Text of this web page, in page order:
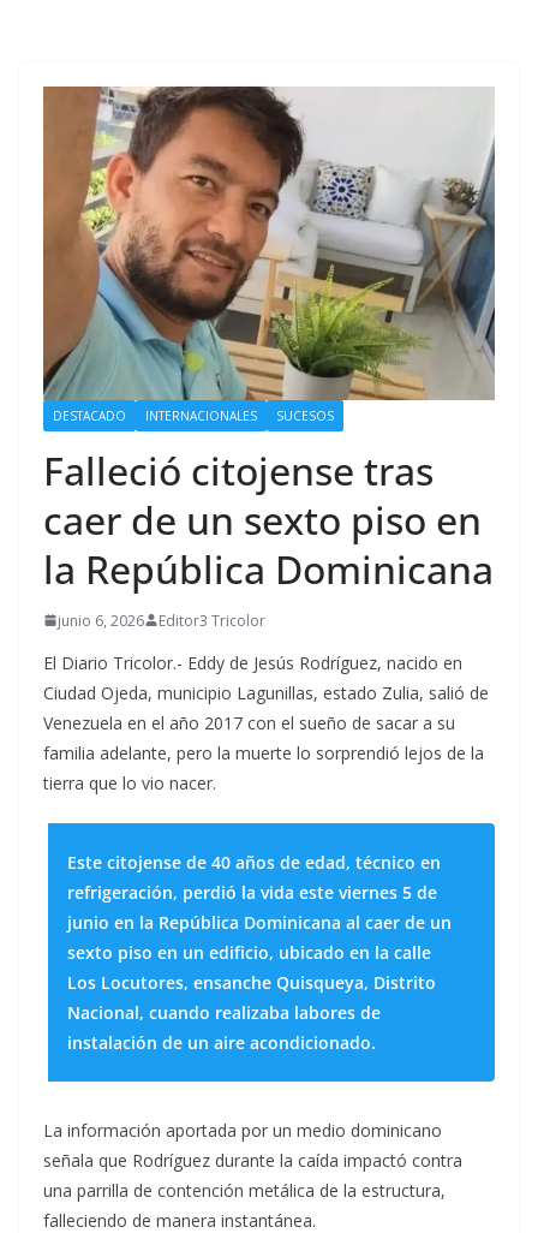
DESTACADO INTERNACIONALES SUCESOS
Falleció citojense tras
caer de un sexto piso en
la República Dominicana
junio 6, 2026 Editor3 Tricolor
El Diario Tricolor.- Eddy de Jesús Rodríguez, nacido en
Ciudad Ojeda, municipio Lagunillas, estado Zulia, salió de
Venezuela en el año 2017 con el sueño de sacar a su
familia adelante, pero la muerte lo sorprendió lejos de la
tierra que lo vio nacer.
Este citojense de 40 años de edad, técnico en
refrigeración, perdió la vida este viernes 5 de
junio en la República Dominicana al caer de un
sexto piso en un edificio, ubicado en la calle
Los Locutores, ensanche Quisqueya, Distrito
Nacional, cuando realizaba labores de
instalación de un aire acondicionado.
La información aportada por un medio dominicano
señala que Rodríguez durante la caída impactó contra
una parrilla de contención metálica de la estructura,
falleciendo de manera instantánea.